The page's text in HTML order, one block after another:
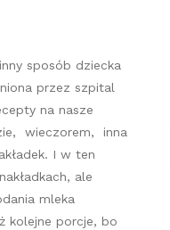
sposób dziecka
przez szpital
na nasze
wieczorem, inna
I w ten
ale
mleka
kolejne porcje, bo